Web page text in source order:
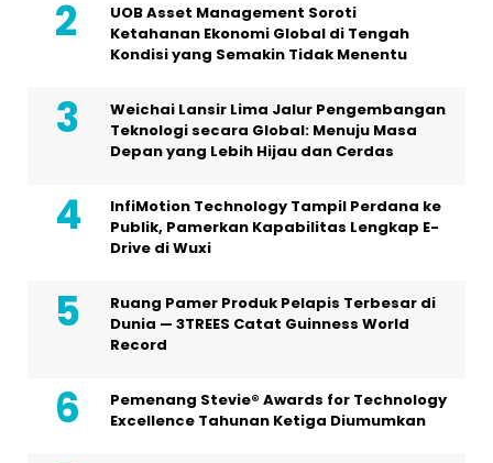
UOB Asset Management Soroti
Ketahanan Ekonomi Global di Tengah
Kondisi yang Semakin Tidak Menentu
Weichai Lansir Lima Jalur Pengembangan
Teknologi secara Global: Menuju Masa
Depan yang Lebih Hijau dan Cerdas
InfiMotion Technology Tampil Perdana ke
Publik, Pamerkan Kapabilitas Lengkap E-
Drive di Wuxi
Ruang Pamer Produk Pelapis Terbesar di
Dunia — 3TREES Catat Guinness World
Record
Pemenang Stevie® Awards for Technology
Excellence Tahunan Ketiga Diumumkan